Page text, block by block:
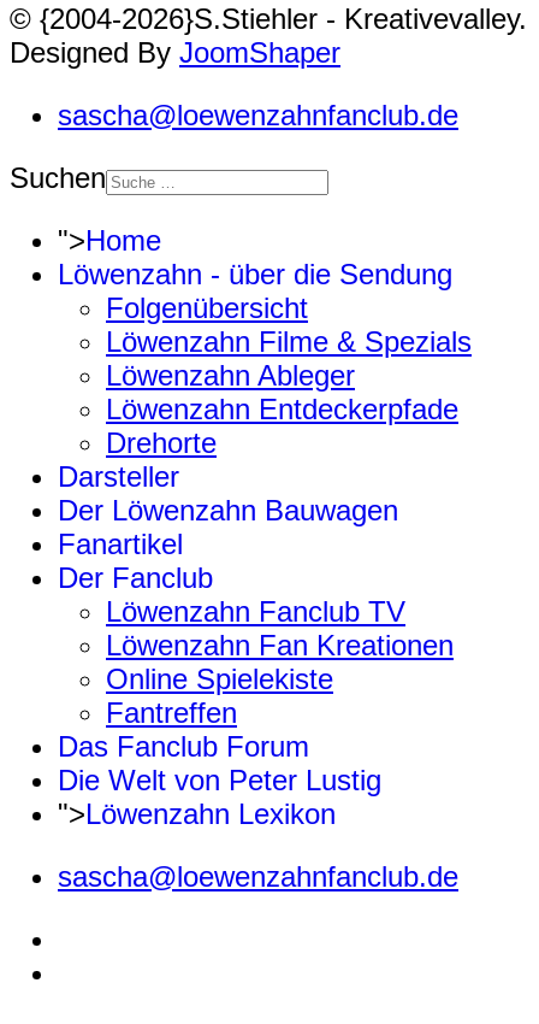
© {2004-2026}S.Stiehler - Kreativevalley.
Designed By JoomShaper
sascha@loewenzahnfanclub.de
Suchen
">Home
Löwenzahn - über die Sendung
Folgenübersicht
Löwenzahn Filme & Spezials
Löwenzahn Ableger
Löwenzahn Entdeckerpfade
Drehorte
Darsteller
Der Löwenzahn Bauwagen
Fanartikel
Der Fanclub
Löwenzahn Fanclub TV
Löwenzahn Fan Kreationen
Online Spielekiste
Fantreffen
Das Fanclub Forum
Die Welt von Peter Lustig
">Löwenzahn Lexikon
sascha@loewenzahnfanclub.de